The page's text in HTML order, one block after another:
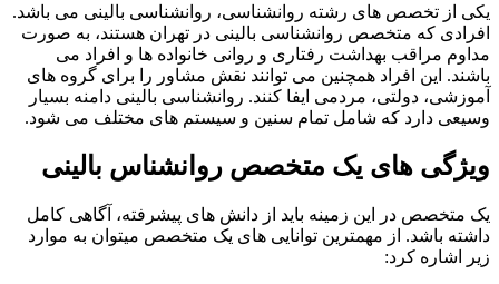
از تخصص های رشته روانشناسی، روانشناسی بالینی می باشد.
که متخصص روانشناسی بالینی در تهران هستند، به صورت
مراقب بهداشت رفتاری و روانی خانواده ها و افراد می
این افراد همچنین می توانند نقش مشاور را برای گروه های
دولتی، مردمی ایفا کنند. روانشناسی بالینی دامنه بسیار
دارد که شامل تمام سنین و سیستم های مختلف می شود.
های یک متخصص روانشناس بالینی
در این زمینه باید از دانش های پیشرفته، آگاهی کامل
باشد. از مهمترین توانایی های یک متخصص میتوان به موارد
کرد: